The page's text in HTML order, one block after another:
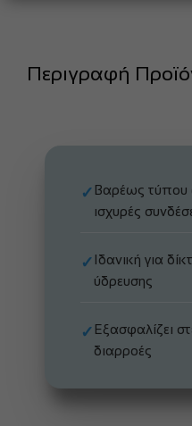
Περιγραφή
✓ Βαρέως τύπου
ισχυρές
✓ Ιδανική για
ύδρευσης
✓ Εξασφαλίζει
διαρροές